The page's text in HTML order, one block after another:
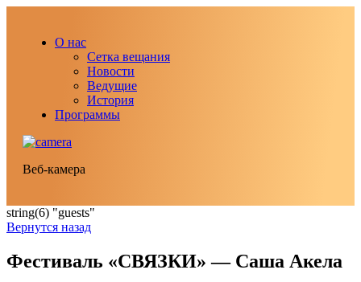
О нас
Сетка вещания
Новости
Ведущие
История
Программы
Веб-камера
string(6) "guests"
Вернутся назад
Фестиваль «СВЯЗКИ» — Саша Акела